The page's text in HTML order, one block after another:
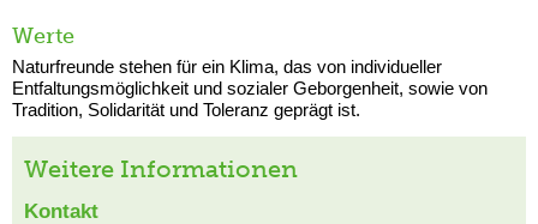
Werte
Naturfreunde stehen für ein Klima, das von individueller
Entfaltungsmöglichkeit und sozialer Geborgenheit, sowie von
Tradition, Solidarität und Toleranz geprägt ist.
Weitere Informationen
Kontakt